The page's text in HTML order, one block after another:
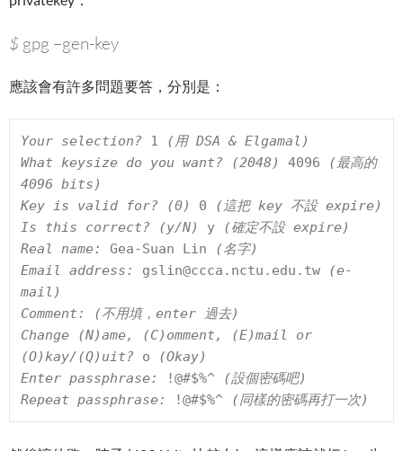
$ gpg –gen-key
應該會有許多問題要答，分別是：
Your selection? 1 (用 DSA & Elgamal)
What keysize do you want? (2048) 4096 (最高的
4096 bits)
Key is valid for? (0) 0 (這把 key 不設 expire)
Is this correct? (y/N) y (確定不設 expire)
Real name: Gea-Suan Lin (名字)
Email address: gslin@ccca.nctu.edu.tw (e-
mail)
Comment: (不用填，enter 過去)
Change (N)ame, (C)omment, (E)mail or
(O)kay/(Q)uit? o (Okay)
Enter passphrase:
!@#$%^ (設個密碼吧)
Repeat passphrase:
!@#$%^ (同樣的密碼再打一次)